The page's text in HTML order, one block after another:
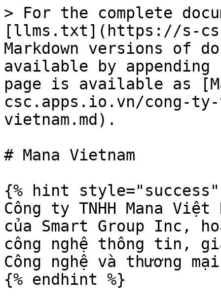
> For the complete
[llms.txt](https://s-
Markdown versions of
available by
page is available as
csc.apps.io.vn/cong-ty-
vietnam.md).
# Mana Vietnam
{% hint style="success"
Công ty TNHH Mana
của Smart Group Inc,
công nghệ thông tin,
Công nghệ và thương